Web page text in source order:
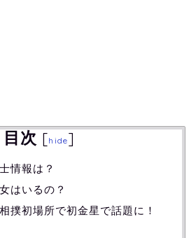
目次 [hide]
情報は？
はいるの？
撲初場所で初金星で話題に！